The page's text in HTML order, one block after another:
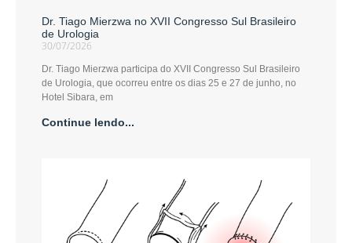
Dr. Tiago Mierzwa no XVII Congresso Sul Brasileiro
de Urologia
30/07/2026
Dr. Tiago Mierzwa participa do XVII Congresso Sul Brasileiro
de Urologia, que ocorreu entre os dias 25 e 27 de junho, no
Hotel Sibara, em
Continue lendo...